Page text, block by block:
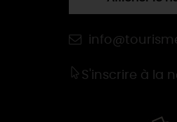
S'inscrire à la